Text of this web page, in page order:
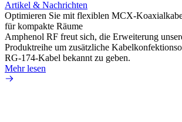
Artikel & Nachrichten
Optimieren Sie mit flexiblen MCX-
für kompakte Räume
Amphenol RF freut sich, die Erweiterung
Produktreihe um zusätzliche
RG-174-Kabel bekannt zu geben.
Mehr lesen